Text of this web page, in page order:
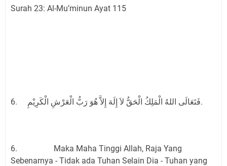
Surah 23: Al-Mu’minun Ayat 115
6. فَتَعَالَى اللهُ الْمَلِكُ الْحَقُّ لاَ إِلَهَ إِلاَّ هُوَ رَبُّ الْعَرْشِ الْكَرِيْمِ.
6. Maka Maha Tinggi Allah, Raja Yang
Sebenarnya - Tidak ada Tuhan Selain Dia - Tuhan yang